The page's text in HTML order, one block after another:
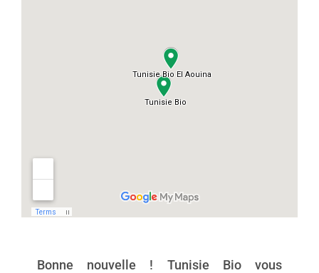
Bonne nouvelle ! Tunisie Bio vous